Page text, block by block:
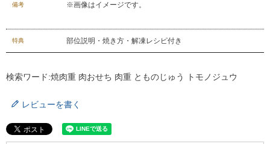
備考 ※画像はイメージです。
特典 部位説明・焼き方・解凍レシピ付き
検索ワード:焼肉重 肉おせち 肉重 とものじゅう トモノジュウ
レビューを書く